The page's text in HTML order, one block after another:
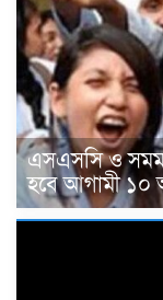
এসএসসি ও
হবে আগামী ১০